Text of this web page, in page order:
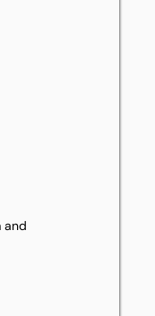
and